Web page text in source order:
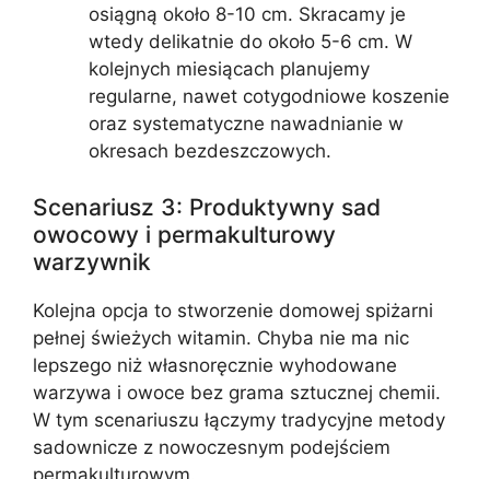
osiągną około 8-10 cm. Skracamy je
wtedy delikatnie do około 5-6 cm. W
kolejnych miesiącach planujemy
regularne, nawet cotygodniowe koszenie
oraz systematyczne nawadnianie w
okresach bezdeszczowych.
Scenariusz 3: Produktywny sad
owocowy i permakulturowy
warzywnik
Kolejna opcja to stworzenie domowej spiżarni
pełnej świeżych witamin. Chyba nie ma nic
lepszego niż własnoręcznie wyhodowane
warzywa i owoce bez grama sztucznej chemii.
W tym scenariuszu łączymy tradycyjne metody
sadownicze z nowoczesnym podejściem
permakulturowym.